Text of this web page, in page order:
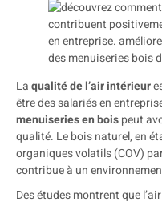
Laqualité de l’air intérieur
être des salariés en
menuiseries en boispeut
qualité. Le bois naturel, en
organiques volatils (COV)
contribue à un
Des études montrent que